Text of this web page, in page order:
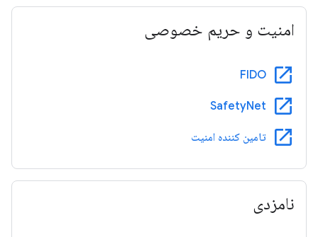
امنیت و حریم خصوصی
open_in_new
FIDO
open_in_new
SafetyNet
open_in_new تامین کننده امنیت
نامزدی